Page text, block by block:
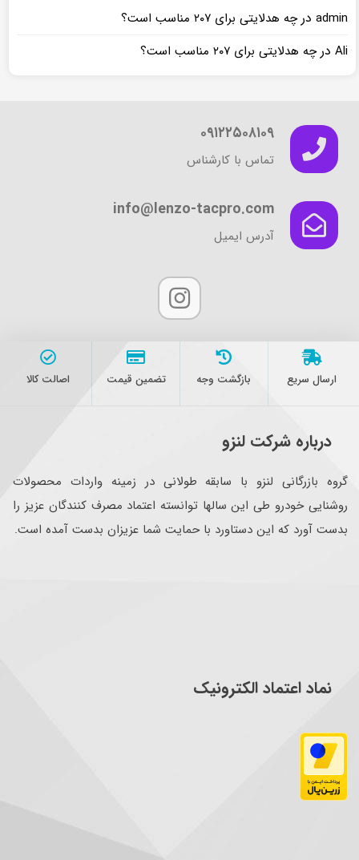
admin درچه هدلایتی برای ۲۰۷ مناسب است؟
Ali درچه هدلایتی برای ۲۰۷ مناسب است؟
۰۹۱۲۲۵۰۸۱۰۹
تماس با کارشناس
info@lenzo-tacpro.com
آدرس ایمیل
ارسال سریع بازگشت وجه تضمین قیمت اصالت کالا
درباره شرکت لنزو
گروه بازرگانی لنزو با سابقه طولانی در زمینه واردات محصولات
روشنایی خودرو طی این سالها توانسته اعتماد مصرف کنندگان عزیز را
بدست آورد که این دستاورد با حمایت شما عزیزان بدست آمده است.
نماد اعتماد الکترونیک